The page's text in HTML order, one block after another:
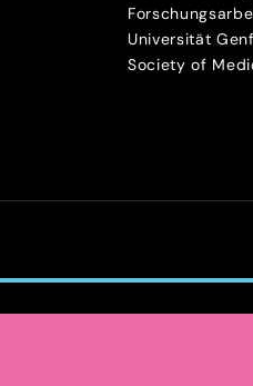
Universität
Society of